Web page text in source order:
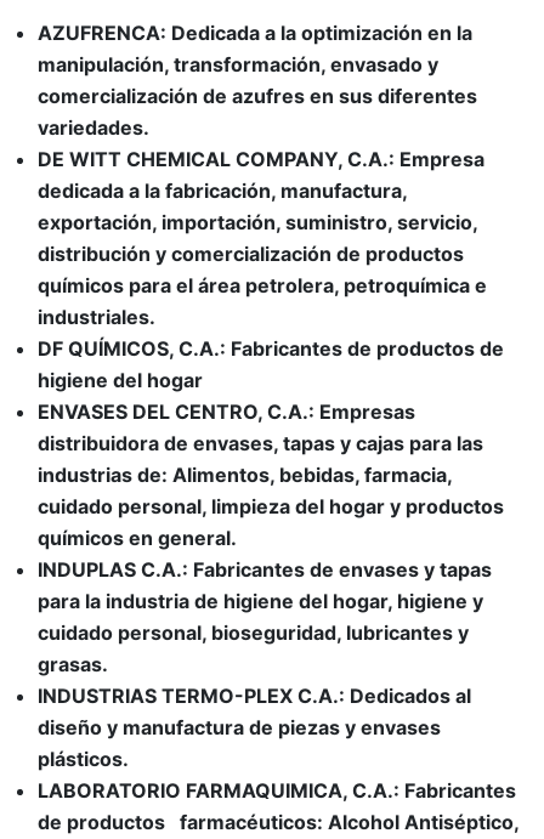
AZUFRENCA: Dedicada a la optimización en la
manipulación, transformación, envasado y
comercialización de azufres en sus diferentes
variedades.
DE WITT CHEMICAL COMPANY, C.A.: Empresa
dedicada a la fabricación, manufactura,
exportación, importación, suministro, servicio,
distribución y comercialización de productos
químicos para el área petrolera, petroquímica e
industriales.
DF QUÍMICOS, C.A.: Fabricantes de productos de
higiene del hogar
ENVASES DEL CENTRO, C.A.: Empresas
distribuidora de envases, tapas y cajas para las
industrias de: Alimentos, bebidas, farmacia,
cuidado personal, limpieza del hogar y productos
químicos en general.
INDUPLAS C.A.: Fabricantes de envases y tapas
para la industria de higiene del hogar, higiene y
cuidado personal, bioseguridad, lubricantes y
grasas.
INDUSTRIAS TERMO-PLEX C.A.: Dedicados al
diseño y manufactura de piezas y envases
plásticos.
LABORATORIO FARMAQUIMICA, C.A.: Fabricantes
de productos farmacéuticos: Alcohol Antiséptico,